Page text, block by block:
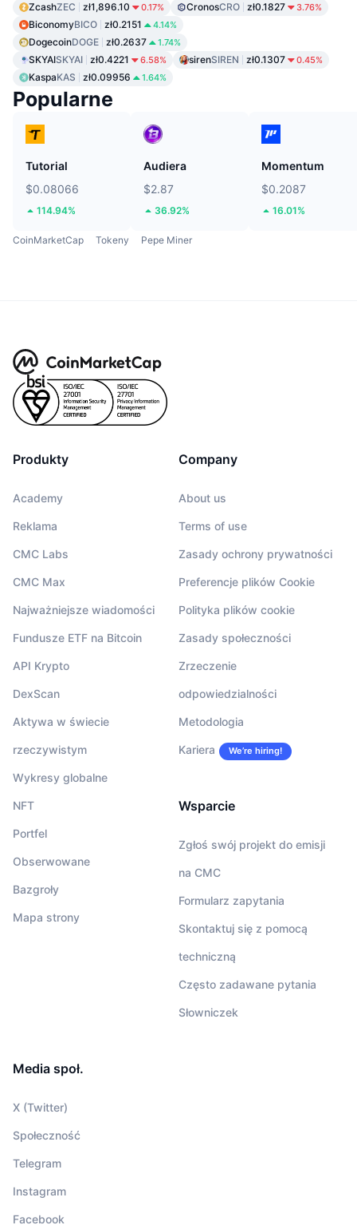
ZcashZEC zł1,896.10 0.17% CronosCRO zł0.1827 3.76%
BiconomyBICO zł0.2151 4.14%
DogecoinDOGE zł0.2637 1.74%
SKYAISKYAI zł0.4221 6.58% sirenSIREN zł0.1307 0.45%
KaspaKAS zł0.09956 1.64%
Popularne
Tutorial
$0.08066
114.94%
Audiera
$2.87
36.92%
Momentum
$0.2087
16.01%
CoinMarketCap Tokeny Pepe Miner
Produkty
Academy
Reklama
CMC Labs
CMC Max
Najważniejsze wiadomości
Fundusze ETF na Bitcoin
API Krypto
DexScan
Aktywa w świecie
rzeczywistym
Wykresy globalne
NFT
Portfel
Obserwowane
Bazgroły
Mapa strony
Company
About us
Terms of use
Zasady ochrony prywatności
Preferencje plików Cookie
Polityka plików cookie
Zasady społeczności
Zrzeczenie
odpowiedzialności
Metodologia
Kariera We’re hiring!
Wsparcie
Zgłoś swój projekt do emisji
na CMC
Formularz zapytania
Skontaktuj się z pomocą
techniczną
Często zadawane pytania
Słowniczek
Media społ.
X (Twitter)
Społeczność
Telegram
Instagram
Facebook